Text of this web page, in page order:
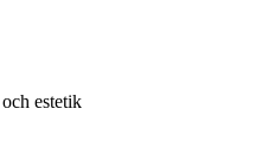
estetik